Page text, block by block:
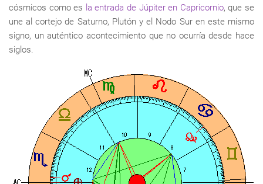
cósmicos como es la entrada de Júpiter en Capricornio, que se
une al cortejo de Saturno, Plutón y el Nodo Sur en este mismo
signo, un auténtico acontecimiento que no ocurría desde hace
siglos.